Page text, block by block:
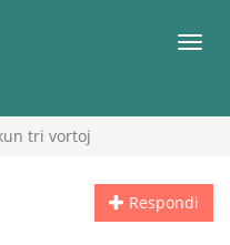
tri vortoj
Respondi